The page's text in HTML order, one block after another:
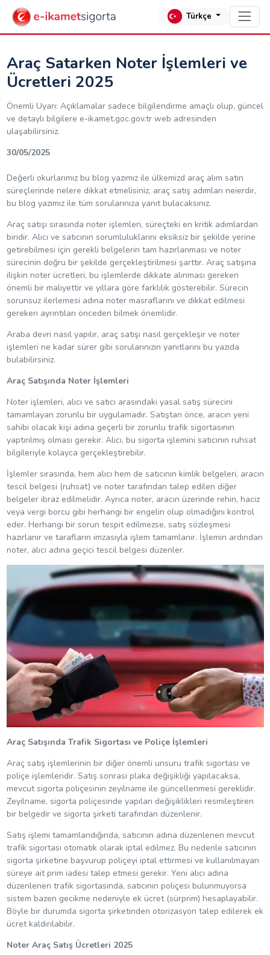
Türkçe
Araç Satarken Noter İşlemleri ve
Ücretleri 2025
Önemli Uyarı: Açıklamalar sadece bilgilendirme amaçlı olup, güncel
ve detaylı bilgilere e-ikamet.goc.gov.tr web adresinden
ulaşabilirsiniz.
30/05/2025
Değerli okurlarımız bu blog yazımız ile ülkemizd araç alım satın
süreçlerinde nelere dikkat etmelisiniz, araç satış adımları neierdir,
bu blog yazımız ile tüm sorularınıza yanıt bulacaksınız.
Araç satışı sırasında noter işlemleri, süreçteki en kritik adımlardan
biridir. Alıcı ve satıcının sorumluluklarını eksiksiz bir şekilde yerine
getirebilmesi için gerekli belgelerin tam hazırlanması ve noter
sürecinin doğru bir şekilde gerçekleştirilmesi şarttır. Araç satışına
ilişkin noter ücretleri, bu işlemlerde dikkate alınması gereken
önemli bir maliyettir ve yıllara göre farklılık gösterebilir. Sürecin
sorunsuz ilerlemesi adına noter masraflarını ve dikkat edilmesi
gereken ayrıntıları önceden bilmek önemlidir.
Araba devri nasıl yapılır, araç satışı nasıl gerçekleşir ve noter
işlemleri ne kadar sürer gibi sorularınızın yanıtlarını bu yazıda
bulabilirsiniz.
Araç Satışında Noter İşlemleri
Noter işlemleri, alıcı ve satıcı arasındaki yasal satış sürecini
tamamlayan zorunlu bir uygulamadır. Satıştan önce, aracın yeni
sahibi olacak kişi adına geçerli bir zorunlu trafik sigortasının
yaptırılmış olması gerekir. Alıcı, bu sigorta işlemini satıcının ruhsat
bilgileriyle kolayca gerçekleştirebilir.
İşlemler sırasında, hem alıcı hem de satıcının kimlik belgeleri, aracın
tescil belgesi (ruhsat) ve noter tarafından talep edilen diğer
belgeler ibraz edilmelidir. Ayrıca noter, aracın üzerinde rehin, haciz
veya vergi borcu gibi herhangi bir engelin olup olmadığını kontrol
eder. Herhangi bir sorun tespit edilmezse, satış sözleşmesi
hazırlanır ve tarafların imzasıyla işlem tamamlanır. İşlemin ardından
noter, alıcı adına geçici tescil belgesi düzenler.
Araç Satışında Trafik Sigortası ve Poliçe İşlemleri
Araç satış işlemlerinin bir diğer önemli unsuru trafik sigortası ve
poliçe işlemleridir. Satış sonrası plaka değişikliği yapılacaksa,
mevcut sigorta poliçesinin zeyilname ile güncellenmesi gereklidir.
Zeyilname, sigorta poliçesinde yapılan değişiklikleri resmileştiren
bir belgedir ve sigorta şirketi tarafından düzenlenir.
Satış işlemi tamamlandığında, satıcının adına düzenlenen mevcut
trafik sigortası otomatik olarak iptal edilmez. Bu nedenle satıcının
sigorta şirketine başvurup poliçeyi iptal ettirmesi ve kullanılmayan
süreye ait prim iadesi talep etmesi gerekir. Yeni alıcı adına
düzenlenen trafik sigortasında, satıcının poliçesi bulunmuyorsa
sistem bazen gecikme nedeniyle ek ücret (sürprim) hesaplayabilir.
Böyle bir durumda sigorta şirketinden otorizasyon talep edilerek ek
ücret kaldırılabilir.
Noter Araç Satış Ücretleri 2025